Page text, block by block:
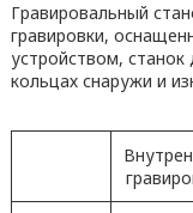
Гравировальный
гравировки,
устройством,
кольцах снаружи и